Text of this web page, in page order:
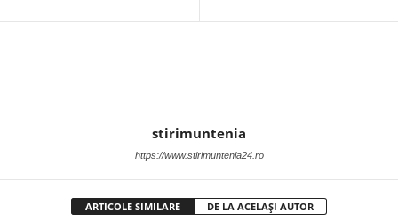
stirimuntenia
https://www.stirimuntenia24.ro
ARTICOLE SIMILARE DE LA ACELAȘI AUTOR